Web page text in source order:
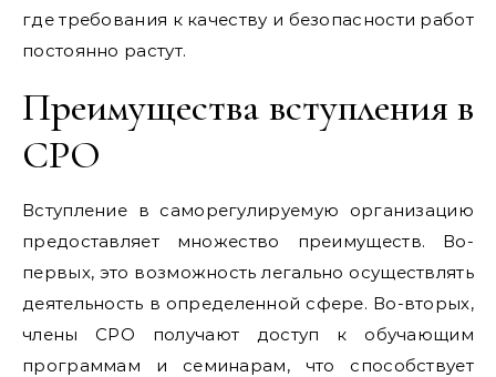
где требования к качеству и безопасности работ
постоянно растут.
Преимущества вступления в
СРО
Вступление в саморегулируемую организацию
предоставляет множество преимуществ. Во-
первых, это возможность легально осуществлять
деятельность в определенной сфере. Во-вторых,
члены СРО получают доступ к обучающим
программам и семинарам, что способствует